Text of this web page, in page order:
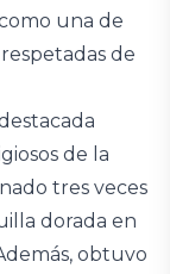
una de
de
de la
tres veces
dorada en
obtuvo